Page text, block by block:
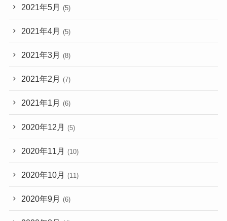
2021年5月 (5)
2021年4月 (5)
2021年3月 (8)
2021年2月 (7)
2021年1月 (6)
2020年12月 (5)
2020年11月 (10)
2020年10月 (11)
2020年9月 (6)